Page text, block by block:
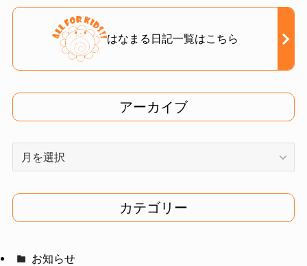
はなまる日記一覧はこちら
アーカイブ
イ
ブ
カテゴリー
お知らせ